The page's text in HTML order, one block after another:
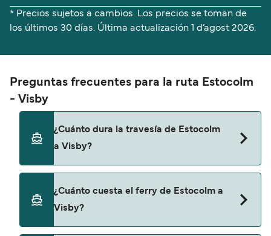
* Precios sujetos a cambios. Los precios se toman de
los últimos 30 días. Última actualización 1 d’agost 2026.
Preguntas frecuentes para la ruta Estocolm
- Visby
¿Cuánto dura la travesía de Estocolm
a Visby?
Visby es de aproximadamente 17 horas. La
duración de la travesía puede variar de una
temporada a otra, por lo que te recomendamos
¿Cuánto cuesta el ferry de Estocolm a
Visby?